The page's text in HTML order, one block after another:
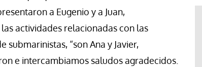
a Eugenio y a Juan,
actividades relacionadas con las
“son Ana y Javier,
e intercambiamos saludos agradecidos.